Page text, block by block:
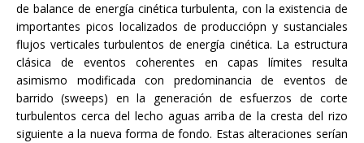
de balance de energía cinética turbulenta, con la existencia de
importantes picos localizados de producciópn y sustanciales
flujos verticales turbulentos de energía cinética. La estructura
clásica de eventos coherentes en capas límites resulta
asimismo modificada con predominancia de eventos de
barrido (sweeps) en la generación de esfuerzos de corte
turbulentos cerca del lecho aguas arriba de la cresta del rizo
siguiente a la nueva forma de fondo. Estas alteraciones serían